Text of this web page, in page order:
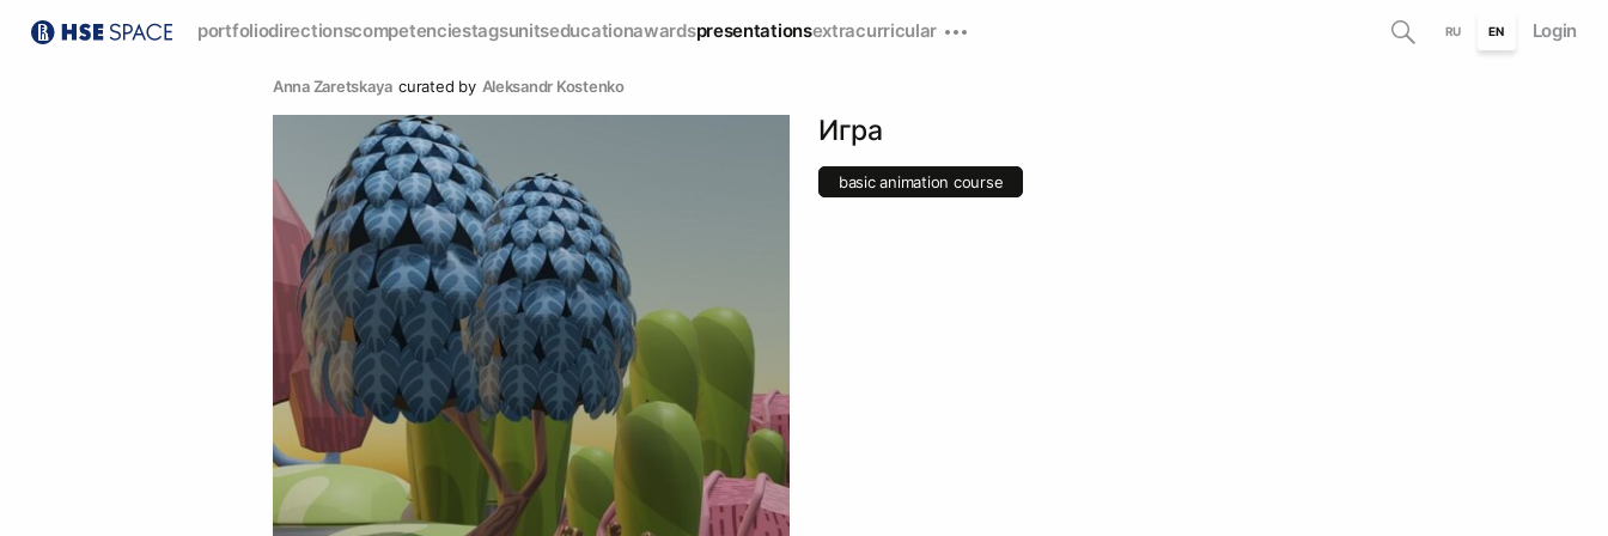
portfoliodirectionscompetenciestagsunitseducationawardspresentationsextracurricular RU EN Login
Anna Zaretskaya curated by Аleksandr Kostenko
Игра
basic animation course